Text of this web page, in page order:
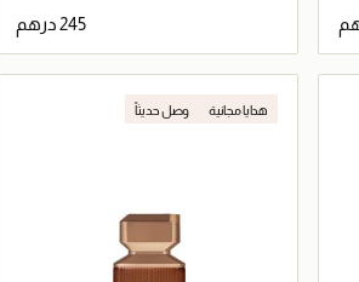
جاري تحميل التفاصيل
هدايا مجانية وصل حديثاً